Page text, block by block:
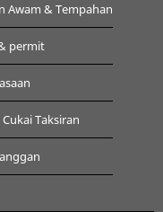
Awam & Tempahan
permit
Taksiran